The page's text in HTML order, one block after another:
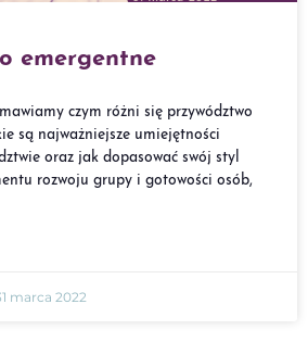
emergentne
czym różni się przywództwo
są najważniejsze umiejętności
oraz jak dopasować swój styl
rozwoju grupy i gotowości osób,
marca 2022